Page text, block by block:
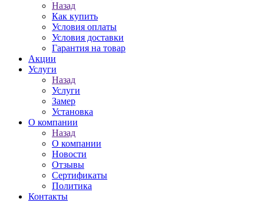
Назад
Как купить
Условия оплаты
Условия доставки
Гарантия на товар
Акции
Услуги
Назад
Услуги
Замер
Установка
О компании
Назад
О компании
Новости
Отзывы
Сертификаты
Политика
Контакты